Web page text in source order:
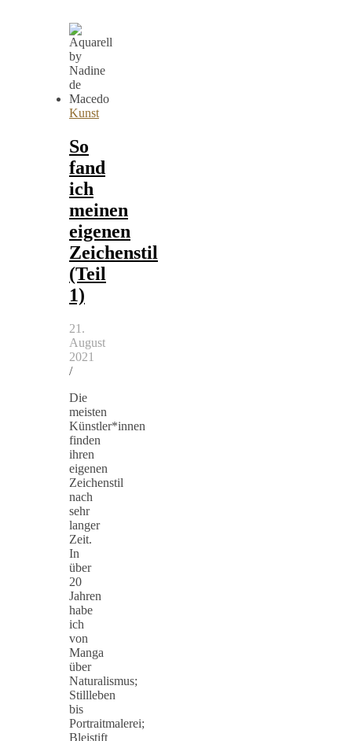
Kunst
So
fand
ich
meinen
eigenen
Zeichenstil
(Teil
1)
21.
August
2021
/
Die
meisten
Künstler*innen
finden
ihren
eigenen
Zeichenstil
nach
sehr
langer
Zeit.
In
über
20
Jahren
habe
ich
von
Manga
über
Naturalismus;
Stillleben
bis
Portraitmalerei;
Bleistift